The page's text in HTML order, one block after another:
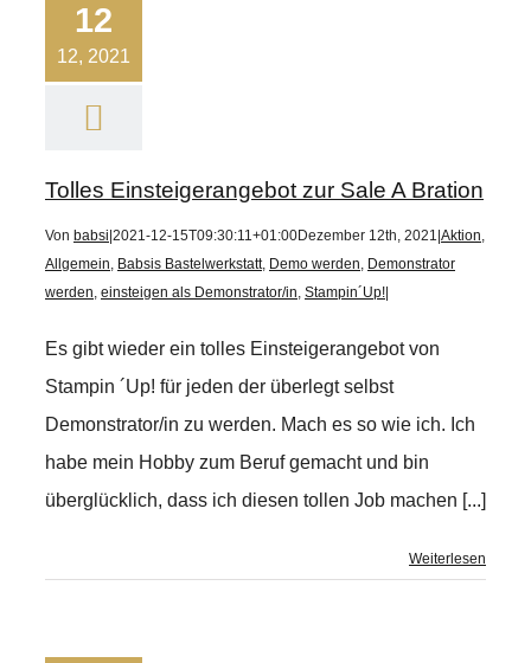
12
12, 2021
Tolles Einsteigerangebot zur Sale A Bration
Von babsi 2021-12-15T09:30:11+01:00Dezember 12th, 2021 Aktion,
Allgemein, Babsis Bastelwerkstatt, Demo werden, Demonstrator
werden, einsteigen als Demonstrator/in, Stampin´Up!
Es gibt wieder ein tolles Einsteigerangebot von
Stampin ´Up! für jeden der überlegt selbst
Demonstrator/in zu werden. Mach es so wie ich. Ich
habe mein Hobby zum Beruf gemacht und bin
überglücklich, dass ich diesen tollen Job machen [...]
Weiterlesen